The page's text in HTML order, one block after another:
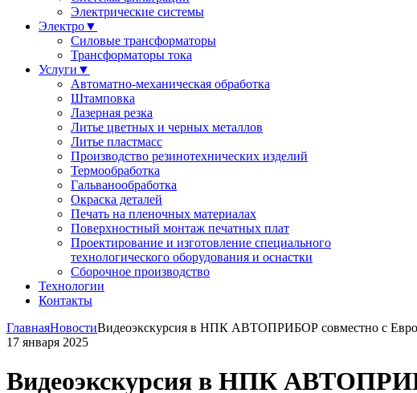
Электрические системы
Электро▼
Силовые трансформаторы
Трансформаторы тока
Услуги ▼
Автоматно-механическая обработка
Штамповка
Лазерная резка
Литье цветных и черных металлов
Литье пластмасс
Производство резинотехнических изделий
Термообработка
Гальванообработка
Окраска деталей
Печать на пленочных материалах
Поверхностный монтаж печатных плат
Проектирование и изготовление специального
технологического оборудования и оснастки
Сборочное производство
Технологии
Контакты
ГлавнаяНовостиВидеоэкскурсия в НПК АВТОПРИБОР совместно с
17 января 2025
Видеоэкскурсия в НПК